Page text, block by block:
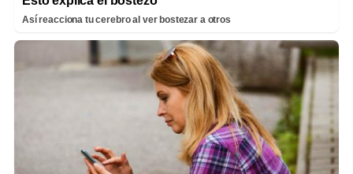
Así reacciona tu cerebro al ver bostezar a otros